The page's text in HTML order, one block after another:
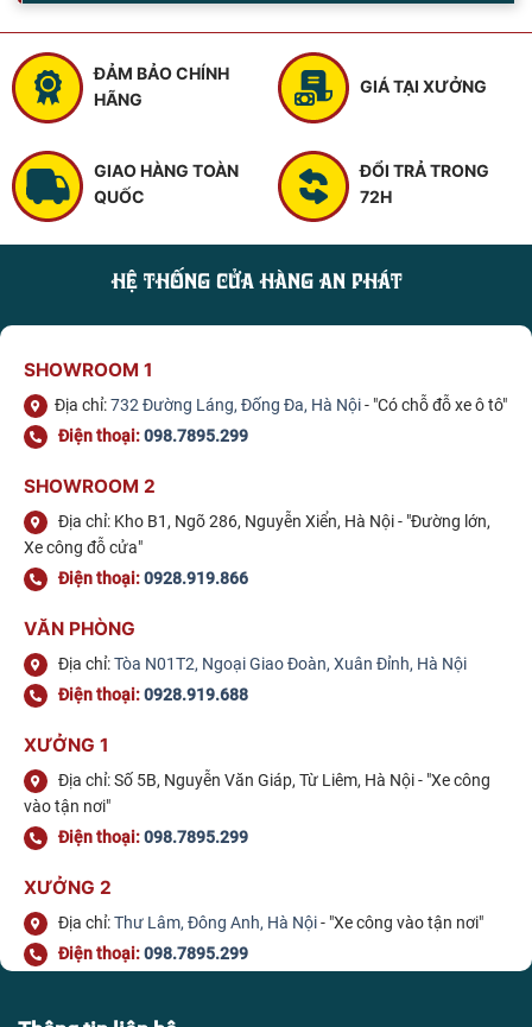
ĐẢM BẢO CHÍNH
HÃNG
GIÁ TẠI XƯỞNG
GIAO HÀNG TOÀN
QUỐC
ĐỔI TRẢ TRONG
72H
HỆ THỐNG CỬA HÀNG AN PHÁT
SHOWROOM 1
Địa chỉ:732 Đường Láng, Đống Đa, Hà Nội- "Có chỗ đỗ xe ô tô"
Điện thoại:098.7895.299
SHOWROOM 2
Địa chỉ: Kho B1, Ngõ 286, Nguyễn Xiển, Hà Nội - "Đường lớn,
Xe công đỗ cửa"
Điện thoại:0928.919.866
VĂN PHÒNG
Địa chỉ:Tòa N01T2, Ngoại Giao Đoàn, Xuân Đỉnh, Hà Nội
Điện thoại:0928.919.688
XƯỞNG 1
Địa chỉ: Số 5B, Nguyễn Văn Giáp, Từ Liêm, Hà Nội - "Xe công
vào tận nơi"
Điện thoại:098.7895.299
XƯỞNG 2
Địa chỉ:Thư Lâm, Đông Anh, Hà Nội- "Xe công vào tận nơi"
Điện thoại:098.7895.299